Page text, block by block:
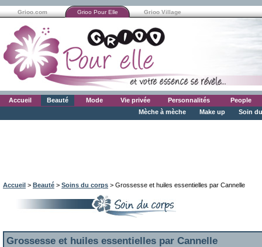
Grioo.com Grioo Pour Elle Grioo Village
Accueil Beauté Mode Vie privée Personnalités
People
Mèche à mèche
Make up Soin
Accueil > Beauté > Soins du corps > Grossesse et huiles essentielles par Cannelle
Grossesse et huiles essentielles par Cannelle